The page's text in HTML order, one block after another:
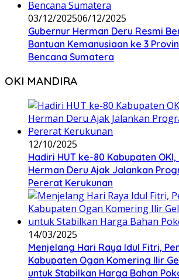
03/12/202506/12/2025
Gubernur Herman Deru Resmi
Bantuan Kemanusiaan ke 3
Bencana Sumatera
OKI MANDIRA
12/10/2025
Hadiri HUT ke-80 Kabupaten
Herman Deru Ajak Jalankan
Pererat Kerukunan
14/03/2025
Menjelang Hari Raya Idul Fitri,
Kabupaten Ogan Komering Ilir
untuk Stabilkan Harga Bahan